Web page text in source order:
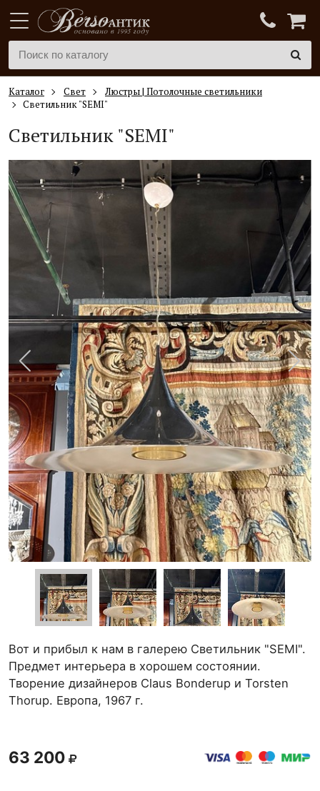
Каталог Свет
Люстры | Потолочные светильники
Светильник "SEMI"
Светильник "SEMI"
Вот и прибыл к нам в галерею Светильник "SEMI".
Предмет интерьера в хорошем состоянии.
Творение дизайнеров Claus Bonderup и Torsten
Thorup. Европа, 1967 г.
63 200